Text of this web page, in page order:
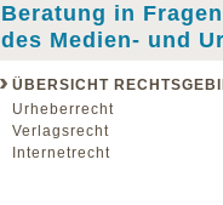
Beratung in
des Medien- und
ÜBERSICHT
Urheberrecht
Verlagsrecht
Internetrecht